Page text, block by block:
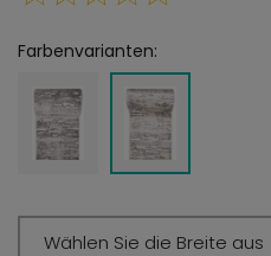
Farbenvarianten:
Wählen Sie die Breite aus